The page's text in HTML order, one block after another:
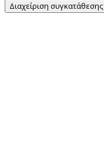
Διαχείριση συγκατάθεσης